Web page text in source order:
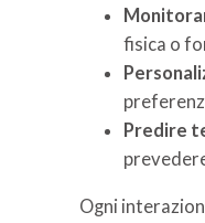
fisica o
Predire
Ogni